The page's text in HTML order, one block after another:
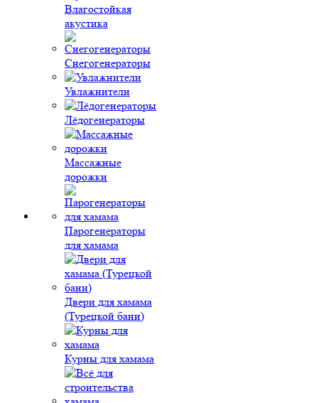
Влагостойкая
акустика
Снегогенераторы
Увлажнители
Лёдогенераторы
Массажные
дорожки
Парогенераторы
для хамама
Двери для хамама
(Турецкой бани)
Курны для хамама